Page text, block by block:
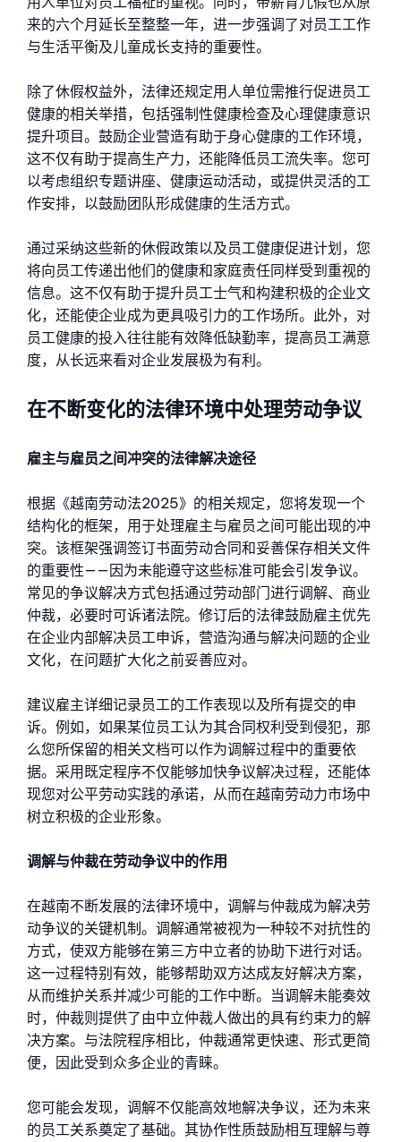
来的六个月延长至整整一年，进一步强调了对员工工作
与生活平衡及儿童成长支持的重要性。
除了休假权益外，法律还规定用人单位需推行促进员工
健康的相关举措，包括强制性健康检查及心理健康意识
提升项目。鼓励企业营造有助于身心健康的工作环境，
这不仅有助于提高生产力，还能降低员工流失率。您可
以考虑组织专题讲座、健康运动活动，或提供灵活的工
作安排，以鼓励团队形成健康的生活方式。
通过采纳这些新的休假政策以及员工健康促进计划，您
将向员工传递出他们的健康和家庭责任同样受到重视的
信息。这不仅有助于提升员工士气和构建积极的企业文
化，还能使企业成为更具吸引力的工作场所。此外，对
员工健康的投入往往能有效降低缺勤率，提高员工满意
度，从长远来看对企业发展极为有利。
在不断变化的法律环境中处理劳动争议
雇主与雇员之间冲突的法律解决途径
根据《越南劳动法2025》的相关规定，您将发现一个
结构化的框架，用于处理雇主与雇员之间可能出现的冲
突。该框架强调签订书面劳动合同和妥善保存相关文件
的重要性——因为未能遵守这些标准可能会引发争议。
常见的争议解决方式包括通过劳动部门进行调解、商业
仲裁，必要时可诉诸法院。修订后的法律鼓励雇主优先
在企业内部解决员工申诉，营造沟通与解决问题的企业
文化，在问题扩大化之前妥善应对。
建议雇主详细记录员工的工作表现以及所有提交的申
诉。例如，如果某位员工认为其合同权利受到侵犯，那
么您所保留的相关文档可以作为调解过程中的重要依
据。采用既定程序不仅能够加快争议解决过程，还能体
现您对公平劳动实践的承诺，从而在越南劳动力市场中
树立积极的企业形象。
调解与仲裁在劳动争议中的作用
在越南不断发展的法律环境中，调解与仲裁成为解决劳
动争议的关键机制。调解通常被视为一种较不对抗性的
方式，使双方能够在第三方中立者的协助下进行对话。
这一过程特别有效，能够帮助双方达成友好解决方案，
从而维护关系并减少可能的工作中断。当调解未能奏效
时，仲裁则提供了由中立仲裁人做出的具有约束力的解
决方案。与法院程序相比，仲裁通常更快速、形式更简
便，因此受到众多企业的青睐。
您可能会发现，调解不仅能高效地解决争议，还为未来
的员工关系奠定了基础。其协作性质鼓励相互理解与尊